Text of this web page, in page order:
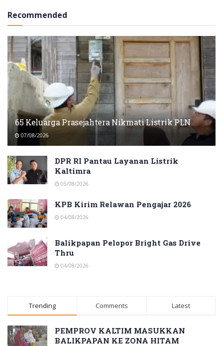
Recommended
65 Keluarga Prasejahtera Nikmati Listrik PLN
07/08/2026
DPR RI Pantau Layanan Listrik
Kaltimra
05/08/2026
KPB Kirim Relawan Pengajar 2026
04/08/2026
Balikpapan Pelopor Bright Gas Drive
Thru
04/08/2026
Trending Comments Latest
PEMPROV KALTIM MASUKKAN
BALIKPAPAN KE ZONA HITAM